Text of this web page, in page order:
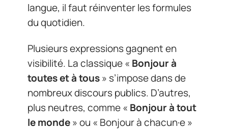
langue, il faut réinventer les formules
du quotidien.
Plusieurs expressions gagnent en
visibilité. La classique « Bonjour à
toutes et à tous» s’impose dans de
nombreux discours publics. D’autres,
plus neutres, comme « Bonjour à tout
le monde» ou « Bonjour à chacun·e »